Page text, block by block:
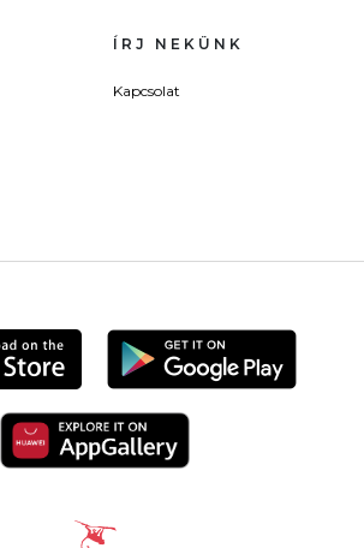
ÍRJ NEKÜNK
Kapcsolat